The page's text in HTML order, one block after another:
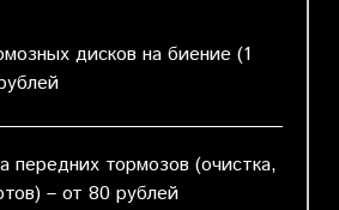
дисков на биение (1
передних тормозов (очистка,
– от 80 рублей